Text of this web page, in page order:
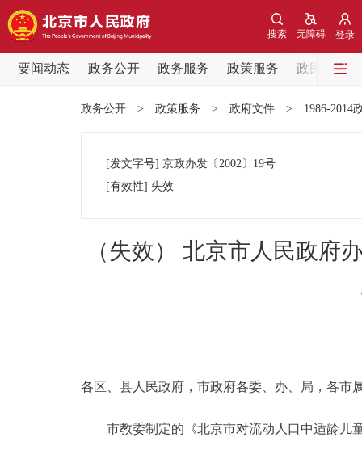
登录
无障碍
搜索
要闻动态 政务公开 政务服务 政策服务
政民互动
党中央精神
政务公开
政务公开 > 政策服务 > 政府文件 > 1986-2014
[发文字号] 京政办发 〔2002〕 19号
[有效性] 失效
（失效） 北京市人民政府
各区、县人民政府，市政府各委、办、局，各市
市教委制定的《北京市对流动人口中适龄儿童